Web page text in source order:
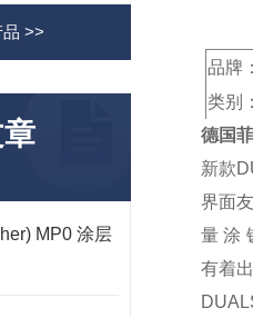
>>
MP0 涂层
品牌
类别
德国
新款
界面
量 涂
有着